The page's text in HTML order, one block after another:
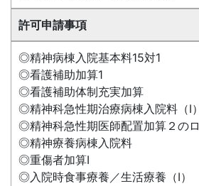
許可申請事項
◎精神病棟入院基本料15対1
◎看護補助加算1
◎看護補助体制充実加算
◎精神科急性期治療病棟入院料（Ⅰ）
◎精神科急性期医師配置加算２のロ
◎精神療養病棟入院料
◎重傷者加算Ⅰ
◎入院時食事療養／生活療養（Ⅰ）